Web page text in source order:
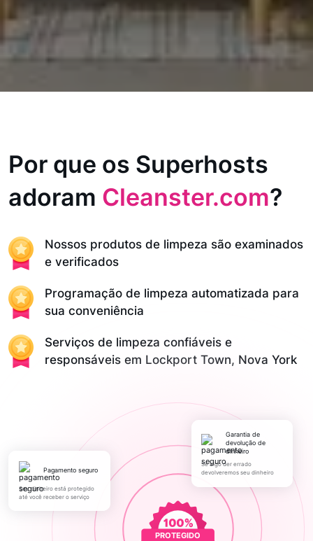
Por que os Superhosts
adoram Cleanster.com?
Nossos produtos de limpeza são examinados
e verificados
Programação de limpeza automatizada para
sua conveniência
Serviços de limpeza confiáveis e
responsáveis em Lockport Town, Nova York
PROTEGIDO
pagamento seguro
Seu dinheiro está protegido
até você receber o serviço
Garantia de
devolução de
dinheiro
Se algo der errado
devolveremos seu dinheiro